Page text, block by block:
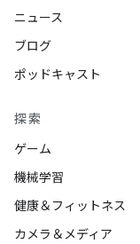
ニュース
ブログ
ポッドキャスト
探索
ゲーム
機械学習
健康＆フィットネス
カメラ＆メディア